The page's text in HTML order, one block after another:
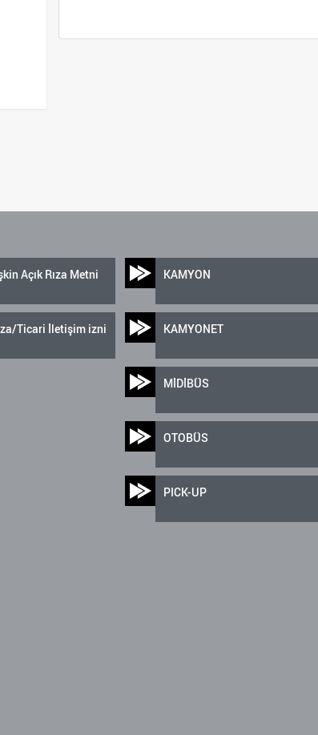
Açık Rıza Metni
Ticari İletişim izni
KAMYON
KAMYONET
MİDİBÜS
OTOBÜS
PICK-UP